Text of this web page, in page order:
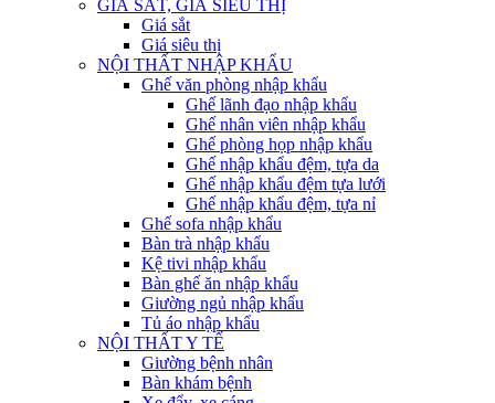
GIÁ SẮT, GIÁ SIÊU THỊ
Giá sắt
Giá siêu thị
NỘI THẤT NHẬP KHẨU
Ghế văn phòng nhập khẩu
Ghế lãnh đạo nhập khẩu
Ghế nhân viên nhập khẩu
Ghế phòng họp nhập khẩu
Ghế nhập khẩu đệm, tựa da
Ghế nhập khẩu đệm tựa lưới
Ghế nhập khẩu đệm, tựa nỉ
Ghế sofa nhập khẩu
Bàn trà nhập khẩu
Kệ tivi nhập khẩu
Bàn ghế ăn nhập khẩu
Giường ngủ nhập khẩu
Tủ áo nhập khẩu
NỘI THẤT Y TẾ
Giường bệnh nhân
Bàn khám bệnh